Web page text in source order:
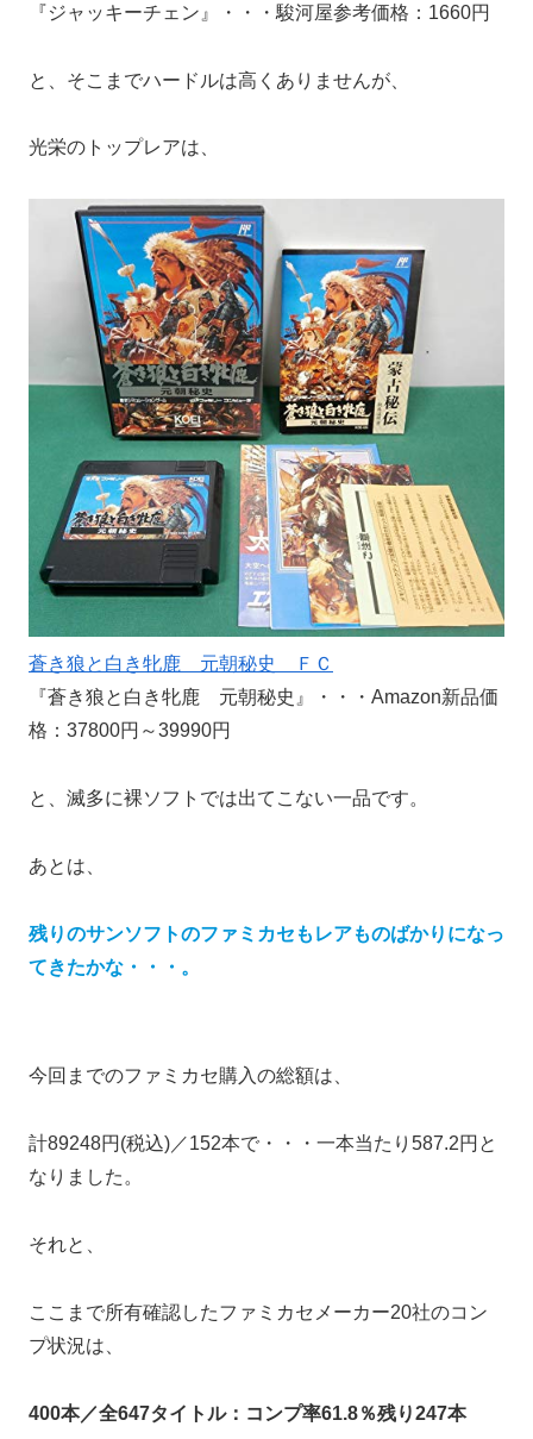
『ジャッキーチェン』・・・駿河屋参考価格：1660円
と、そこまでハードルは高くありませんが、
光栄のトップレアは、
蒼き狼と白き牝鹿 元朝秘史 ＦＣ
『蒼き狼と白き牝鹿 元朝秘史』・・・Amazon新品価
格：37800円～39990円
と、滅多に裸ソフトでは出てこない一品です。
あとは、
残りのサンソフトのファミカセもレアものばかりになっ
てきたかな・・・。
今回までのファミカセ購入の総額は、
計89248円(税込)／152本で・・・一本当たり587.2円と
なりました。
それと、
ここまで所有確認したファミカセメーカー20社のコン
プ状況は、
400本／全647タイトル：コンプ率61.8％残り247本